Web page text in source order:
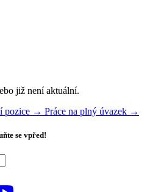
již není aktuální.
pozice → Práce na plný úvazek →
se vpřed!